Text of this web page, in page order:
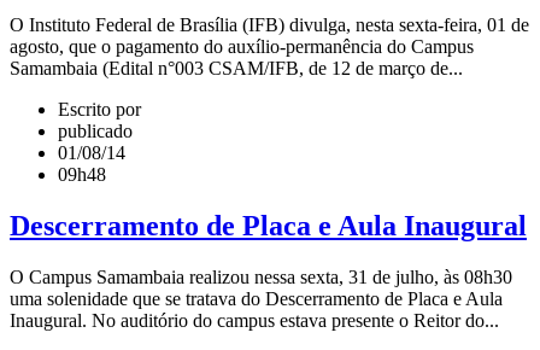
O Instituto Federal de Brasília (IFB) divulga, nesta sexta-feira, 01 de
agosto, que o pagamento do auxílio-permanência do Campus
Samambaia (Edital n°003 CSAM/IFB, de 12 de março de...
Escrito por
publicado
01/08/14
09h48
Descerramento de Placa e Aula Inaugural
O Campus Samambaia realizou nessa sexta, 31 de julho, às 08h30
uma solenidade que se tratava do Descerramento de Placa e Aula
Inaugural. No auditório do campus estava presente o Reitor do...